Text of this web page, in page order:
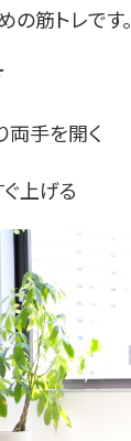
の筋トレです。
両手を開く
上げる